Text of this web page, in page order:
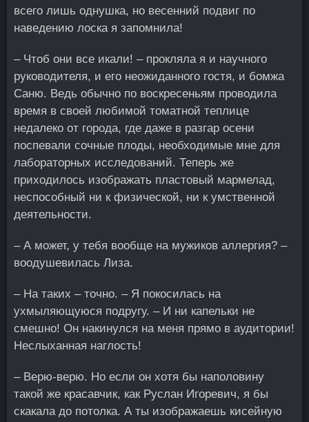
всего лишь однушка, но весенний подвиг по
наведению лоска я запомнила!
– Чтоб они все икали! – прокляла я и научного
руководителя, и его неожиданного гостя, и бомжа
Саню. Ведь обычно по воскресеньям проводила
время в своей любимой томатной теплице
недалеко от города, где даже в разгар осени
поспевали сочные плоды, необходимые мне для
лабораторных исследований. Теперь же
приходилось изображать пластовый мармелад,
неспособный ни к физической, ни к умственной
деятельности.
– А может, у тебя вообще на мужиков аллергия? –
воодушевилась Лиза.
– На таких – точно. – Я покосилась на
ухмыляющуюся подругу. – И ни капельки не
смешно! Он накинулся на меня прямо в аудитории!
Неслыханная наглость!
– Верю-верю. Но если он хотя бы наполовину
такой же красавчик, как Руслан Игоревич, я бы
скакала до потолка. А ты изображаешь кисейную